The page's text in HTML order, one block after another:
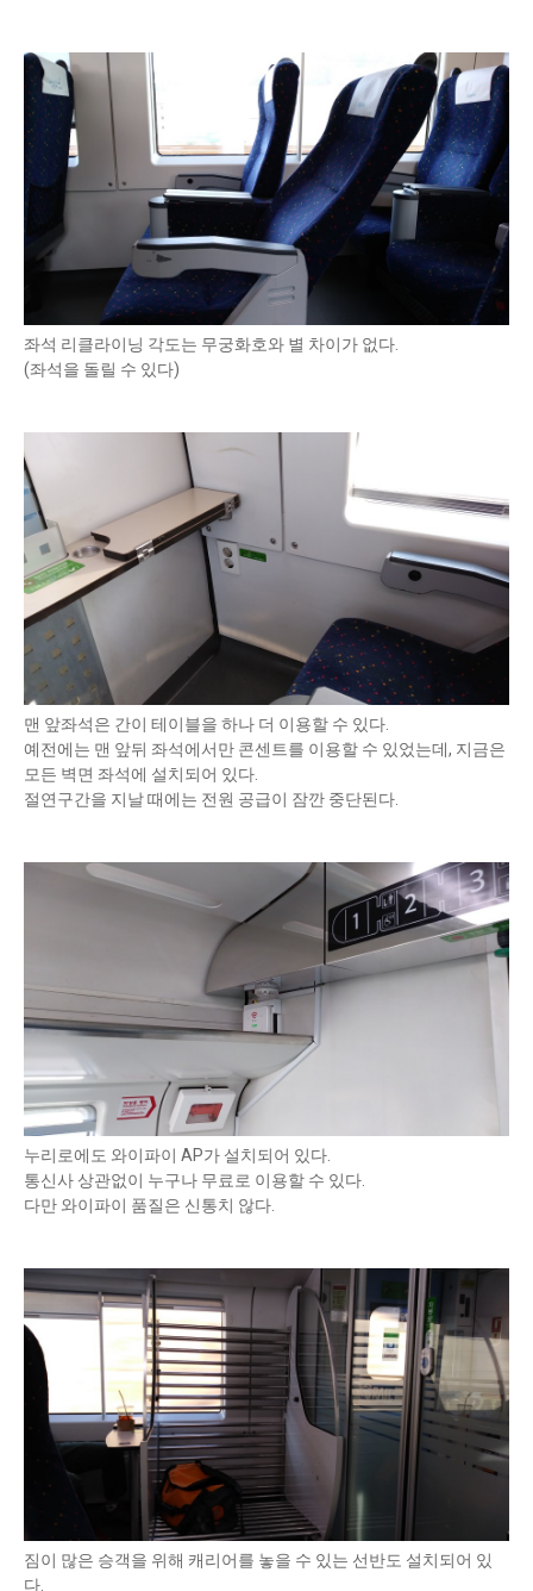
좌석 리클라이닝 각도는 무궁화호와 별 차이가 없다.
(좌석을 돌릴 수 있다)
맨 앞좌석은 간이 테이블을 하나 더 이용할 수 있다.
예전에는 맨 앞뒤 좌석에서만 콘센트를 이용할 수 있었는데, 지금은
모든 벽면 좌석에 설치되어 있다.
절연구간을 지날 때에는 전원 공급이 잠깐 중단된다.
누리로에도 와이파이 AP가 설치되어 있다.
통신사 상관없이 누구나 무료로 이용할 수 있다.
다만 와이파이 품질은 신통치 않다.
짐이 많은 승객을 위해 캐리어를 놓을 수 있는 선반도 설치되어 있
다.